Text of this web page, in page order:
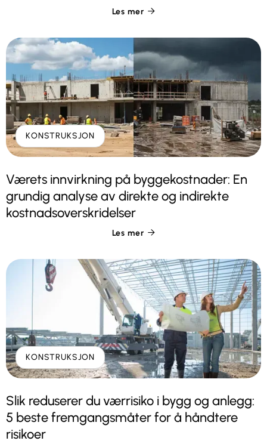
Les mer 
KONSTRUKSJON
Værets innvirkning på byggekostnader: En
grundig analyse av direkte og indirekte
kostnadsoverskridelser
Les mer 
KONSTRUKSJON
Slik reduserer du værrisiko i bygg og anlegg:
5 beste fremgangsmåter for å håndtere
risikoer